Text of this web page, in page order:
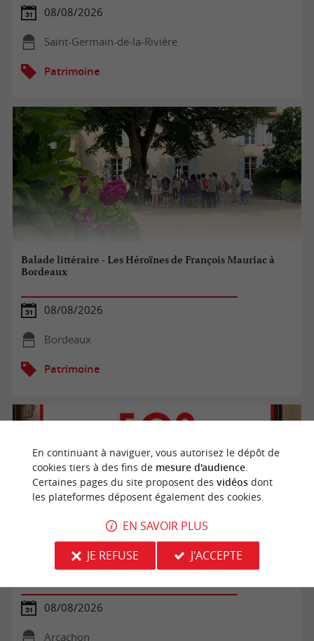
08/08/2026
Saint-Germain-de-la-Rivière
Patrimoine
Balade littéraire - Les Héroïnes de François Mauriac à
Bordeaux
08/08/2026
Bordeaux
Patrimoine
Visite libre du Bunker 502
08/08/2026
Arcachon
En continuant à naviguer, vous autorisez le dépôt de
cookies tiers à des fins de mesure d'audience.
Certaines pages du site proposent des vidéosdont
les plateformes déposent également des cookies.
EN SAVOIR PLUS
JE REFUSE
J'ACCEPTE